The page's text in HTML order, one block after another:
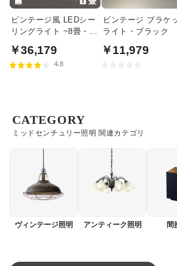
ビンテージ風 LEDシー
リングライト ~8畳・調
￥36,179
4.8
ビンテージ ブラケ
ライト・ブラック
￥11,979
ミッドセンチュリー照明 関連カテゴリ
CATEGORY
ヴィンテージ照明 アンティーク照明 間